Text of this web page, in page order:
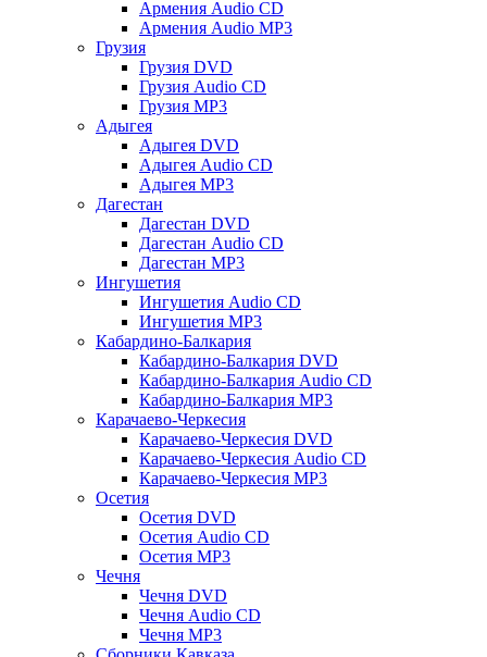
Армения Audio CD
Армения Audio MP3
Грузия
Грузия DVD
Грузия Audio CD
Грузия MP3
Адыгея
Адыгея DVD
Адыгея Audio CD
Адыгея MP3
Дагестан
Дагестан DVD
Дагестан Audio CD
Дагестан MP3
Ингушетия
Ингушетия Audio CD
Ингушетия MP3
Кабардино-Балкария
Кабардино-Балкария DVD
Кабардино-Балкария Audio CD
Кабардино-Балкария MP3
Карачаево-Черкесия
Карачаево-Черкесия DVD
Карачаево-Черкесия Audio CD
Карачаево-Черкесия MP3
Осетия
Осетия DVD
Осетия Audio CD
Осетия MP3
Чечня
Чечня DVD
Чечня Audio CD
Чечня MP3